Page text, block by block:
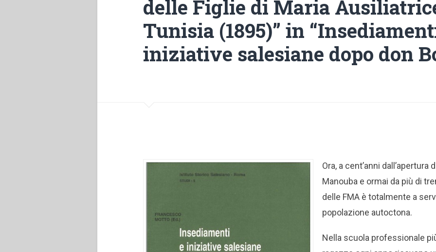
delle Figlie di Maria
Tunisia (1895)” in
iniziative salesiane dopo don
Ora, a cent’anni dall’apertura
Manouba e ormai da più di
delle FMA è totalmente a
popolazione autoctona.
Nella scuola professionale